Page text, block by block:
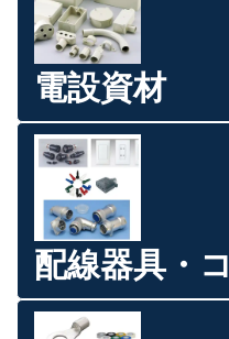
電設資材
配線器具・